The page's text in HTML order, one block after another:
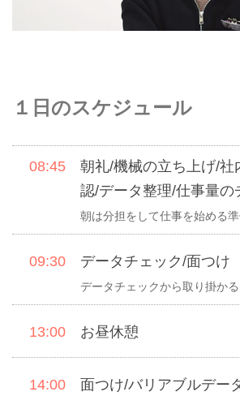
１日のスケジュール
08:45
朝礼/機械の立ち上げ/社
認/データ整理/仕事量の
朝は分担をして仕事を始める準
09:30 データチェック/面つけ
データチェックから取り掛かる
13:00 お昼休憩
14:00
面つけ/バリアブルデー